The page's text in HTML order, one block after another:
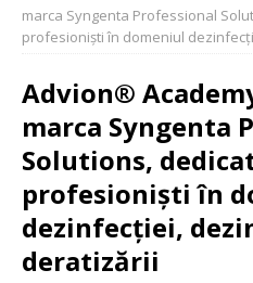
marca Syngenta Professional
profesioniști în domeniul
Advion®
marca Syngenta
Solutions,
profesioniști în
dezinfecției,
deratizării